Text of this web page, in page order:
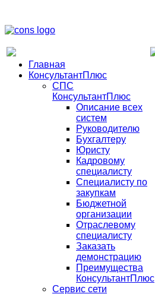
Главная
КонсультантПлюс
СПС
КонсультантПлюс
Описание всех
систем
Руководителю
Бухгалтеру
Юристу
Кадровому
специалисту
Специалисту по
закупкам
Бюджетной
организации
Отраслевому
специалисту
Заказать
демонстрацию
Преимущества
КонсультантПлюс
Сервис сети